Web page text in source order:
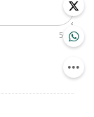
500